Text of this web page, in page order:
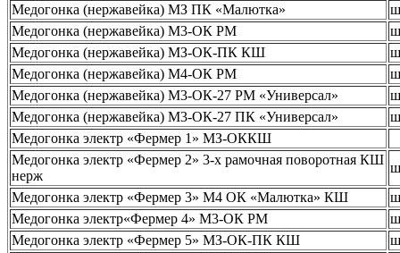
Медогонка (нержавейка) МЗ ПК «Малютка»
Медогонка (нержавейка) М3-ОК РМ
Медогонка (нержавейка) МЗ-ОК-ПК КШ
Медогонка (нержавейка) М4-ОК РМ
Медогонка (нержавейка) М3-ОК-27 РМ «Универсал»
Медогонка (нержавейка) М3-ОК-27 ПК «Универсал»
Медогонка электр «Фермер 1» МЗ-ОККШ
Медогонка электр «Фермер 2» 3-х рамочная поворотная КШ
нерж
Медогонка электр «Фермер 3» М4 ОК «Малютка» КШ
Медогонка электр«Фермер 4» М3-ОК РМ
Медогонка электр «Фермер 5» МЗ-ОК-ПК КШ